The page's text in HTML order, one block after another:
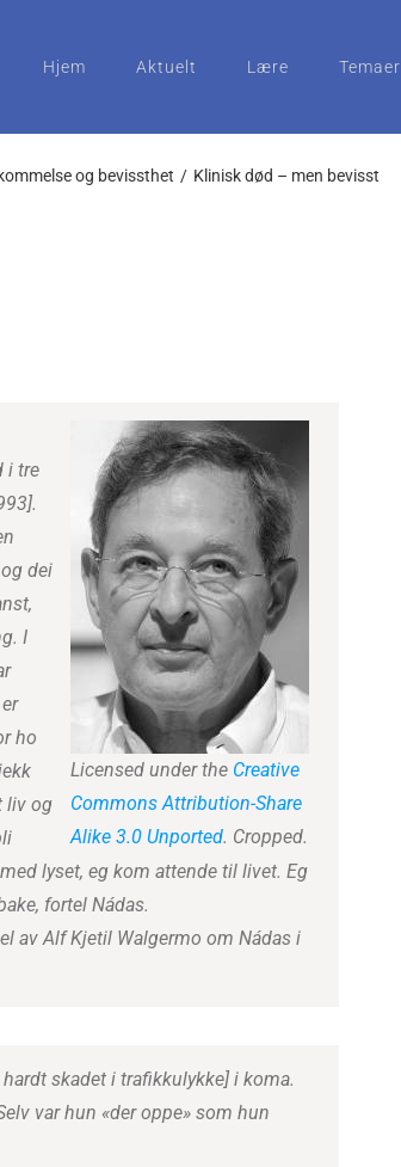
Hjem Aktuelt Lære Temaer
og bevissthet Klinisk død – men bevisst
Licensed under the Creative
Commons Attribution-Share
Alike 3.0 Unported. Cropped.
i tre
dei
I
ho
liv og
lyset, eg kom attende til livet. Eg
fortel Nádas.
av Alf Kjetil Walgermo om Nádas i
skadet i trafikkulykke] i koma.
var hun «der oppe» som hun